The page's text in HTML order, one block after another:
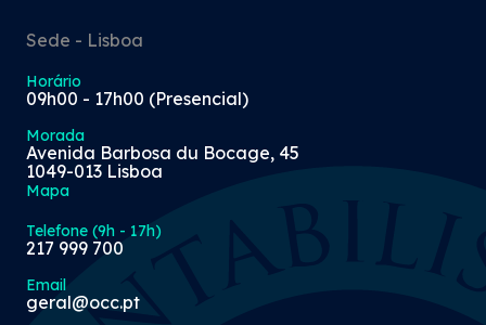
Sede - Lisboa
Horário
09h00 - 17h00 (Presencial)
Morada
Avenida Barbosa du Bocage, 45
1049-013 Lisboa
Mapa
Telefone (9h - 17h)
217 999 700
Email
geral@occ.pt